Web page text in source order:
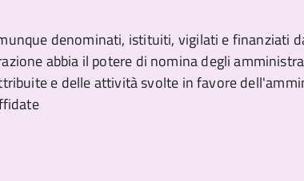
denominati, istituiti, vigilati e finanziati
abbia il potere di nomina degli
e delle attività svolte in favore